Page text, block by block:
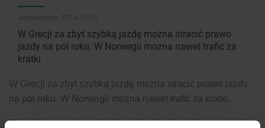
W Grecji za zbyt szybką jazdę można stracić prawo
jazdy na pół roku. W Norwegii mozna nawet trafić za
kratki
W Grecji za zbyt szybką jazdę można stracić prawo jazdy
na pół roku. W Norwegii można nawet trafić za kratki.
W praktyce wystarczy jedna stłuczka, aby niska cena